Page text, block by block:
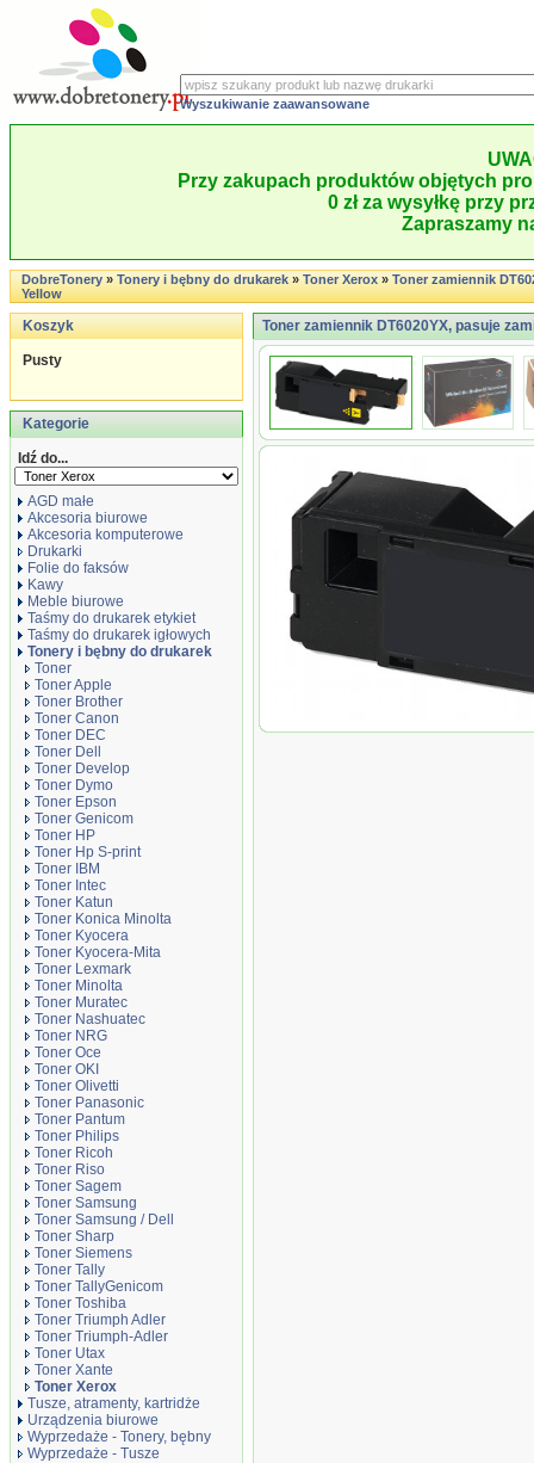
Wyszukiwanie zaawansowane
Przy zakupach produktów objętych
0 zł za wysyłkę przy
Zapraszamy
DobreTonery»Tonery i bębny do drukarek»Toner Xerox»Toner zamiennik
Yellow
Koszyk
Pusty
Kategorie
Idź do...
AGD małe
Akcesoria biurowe
Akcesoria komputerowe
Drukarki
Folie do faksów
Kawy
Meble biurowe
Taśmy do drukarek etykiet
Taśmy do drukarek igłowych
Tonery i bębny do drukarek
Toner
Toner Apple
Toner Brother
Toner Canon
Toner DEC
Toner Dell
Toner Develop
Toner Dymo
Toner Epson
Toner Genicom
Toner HP
Toner Hp S-print
Toner IBM
Toner Intec
Toner Katun
Toner Konica Minolta
Toner Kyocera
Toner Kyocera-Mita
Toner Lexmark
Toner Minolta
Toner Muratec
Toner Nashuatec
Toner NRG
Toner Oce
Toner OKI
Toner Olivetti
Toner Panasonic
Toner Pantum
Toner Philips
Toner Ricoh
Toner Riso
Toner Sagem
Toner Samsung
Toner Samsung / Dell
Toner Sharp
Toner Siemens
Toner Tally
Toner TallyGenicom
Toner Toshiba
Toner Triumph Adler
Toner Triumph-Adler
Toner Utax
Toner Xante
Toner Xerox
Tusze, atramenty, kartridże
Urządzenia biurowe
Wyprzedaże - Tonery, bębny
Wyprzedaże - Tusze
Toner zamiennik DT6020YX, pasuje
Toner zamiennik DT6020YX Yellow